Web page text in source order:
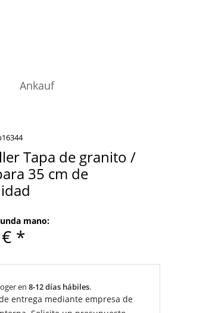
Ankauf
Tapa de granito /
35 cm de
mano:
*
en 8-12 días hábiles.
entrega mediante empresa de